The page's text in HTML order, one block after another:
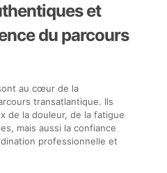
et
du parcours
au cœur de la
transatlantique. Ils
de la douleur, de la fatigue
mais aussi la confiance
professionnelle et